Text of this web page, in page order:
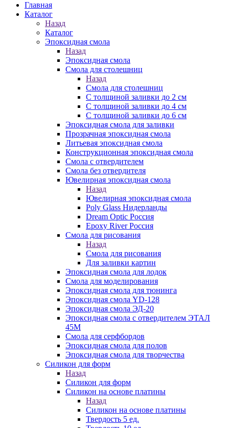
Главная
Каталог
Назад
Каталог
Эпоксидная смола
Назад
Эпоксидная смола
Смола для столешниц
Назад
Смола для столешниц
С толщиной заливки до 2 см
С толщиной заливки до 4 см
С толщиной заливки до 6 см
Эпоксидная смола для заливки
Прозрачная эпоксидная смола
Литьевая эпоксидная смола
Конструкционная эпоксидная смола
Смола с отвердителем
Смола без отвердителя
Ювелирная эпоксидная смола
Назад
Ювелирная эпоксидная смола
Poly Glass Нидерланды
Dream Optic Россия
Epoxy River Россия
Смола для рисования
Назад
Смола для рисования
Для заливки картин
Эпоксидная смола для лодок
Смола для моделирования
Эпоксидная смола для тюнинга
Эпоксидная смола YD-128
Эпоксидная смола ЭД-20
Эпоксидная смола с отвердителем ЭТАЛ
45М
Смола для серфбордов
Эпоксидная смола для полов
Эпоксидная смола для творчества
Силикон для форм
Назад
Силикон для форм
Силикон на основе платины
Назад
Силикон на основе платины
Твердость 5 ед.